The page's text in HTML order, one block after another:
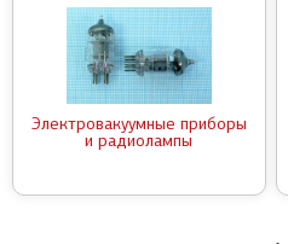
Электровакуумные приборы
и радиолампы